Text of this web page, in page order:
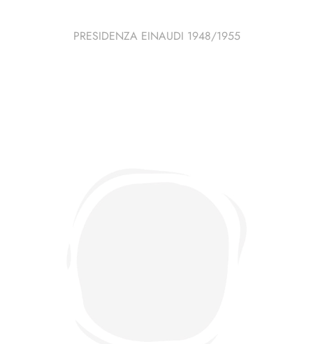
PRESIDENZA EINAUDI 1948/1955